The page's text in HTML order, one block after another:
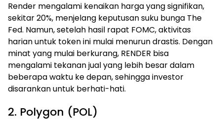
Render mengalami kenaikan harga yang signifikan,
sekitar 20%, menjelang keputusan suku bunga The
Fed. Namun, setelah hasil rapat FOMC, aktivitas
harian untuk token ini mulai menurun drastis. Dengan
minat yang mulai berkurang, RENDER bisa
mengalami tekanan jual yang lebih besar dalam
beberapa waktu ke depan, sehingga investor
disarankan untuk berhati-hati.
2. Polygon (POL)